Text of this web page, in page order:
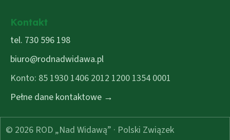
Kontakt
tel. 730 596 198
biuro@rodnadwidawa.pl
Konto: 85 1930 1406 2012 1200 1354 0001
Pełne dane kontaktowe →
© 2026 ROD „Nad Widawą” · Polski Związek